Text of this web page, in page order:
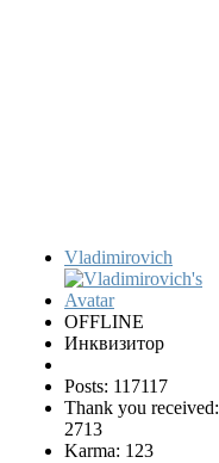
Vladimirovich
OFFLINE
Инквизитор
Posts: 117117
Thank you received:
2713
Karma: 123